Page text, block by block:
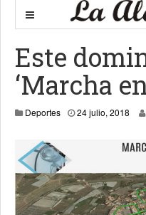
Este
‘Marcha
Deportes 24 julio, 2018